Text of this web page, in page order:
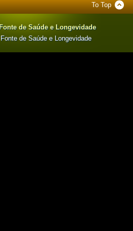
To Top
de Saúde e Longevidade
de Saúde e Longevidade